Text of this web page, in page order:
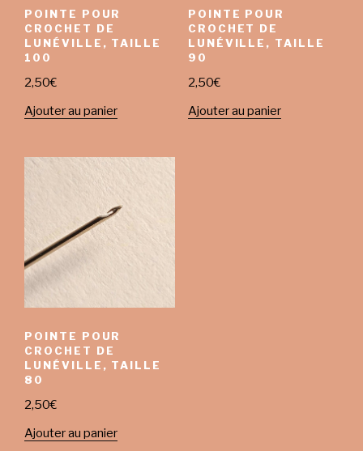
POINTE POUR
CROCHET DE
LUNÉVILLE, TAILLE
100
2,50€
Ajouter au panier
POINTE POUR
CROCHET DE
LUNÉVILLE, TAILLE
90
2,50€
Ajouter au panier
POINTE POUR
CROCHET DE
LUNÉVILLE, TAILLE
80
2,50€
Ajouter au panier